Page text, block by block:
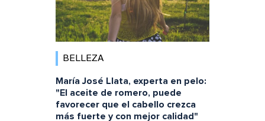
BELLEZA
María José Llata, experta en pelo:
"El aceite de romero, puede
favorecer que el cabello crezca
más fuerte y con mejor calidad"